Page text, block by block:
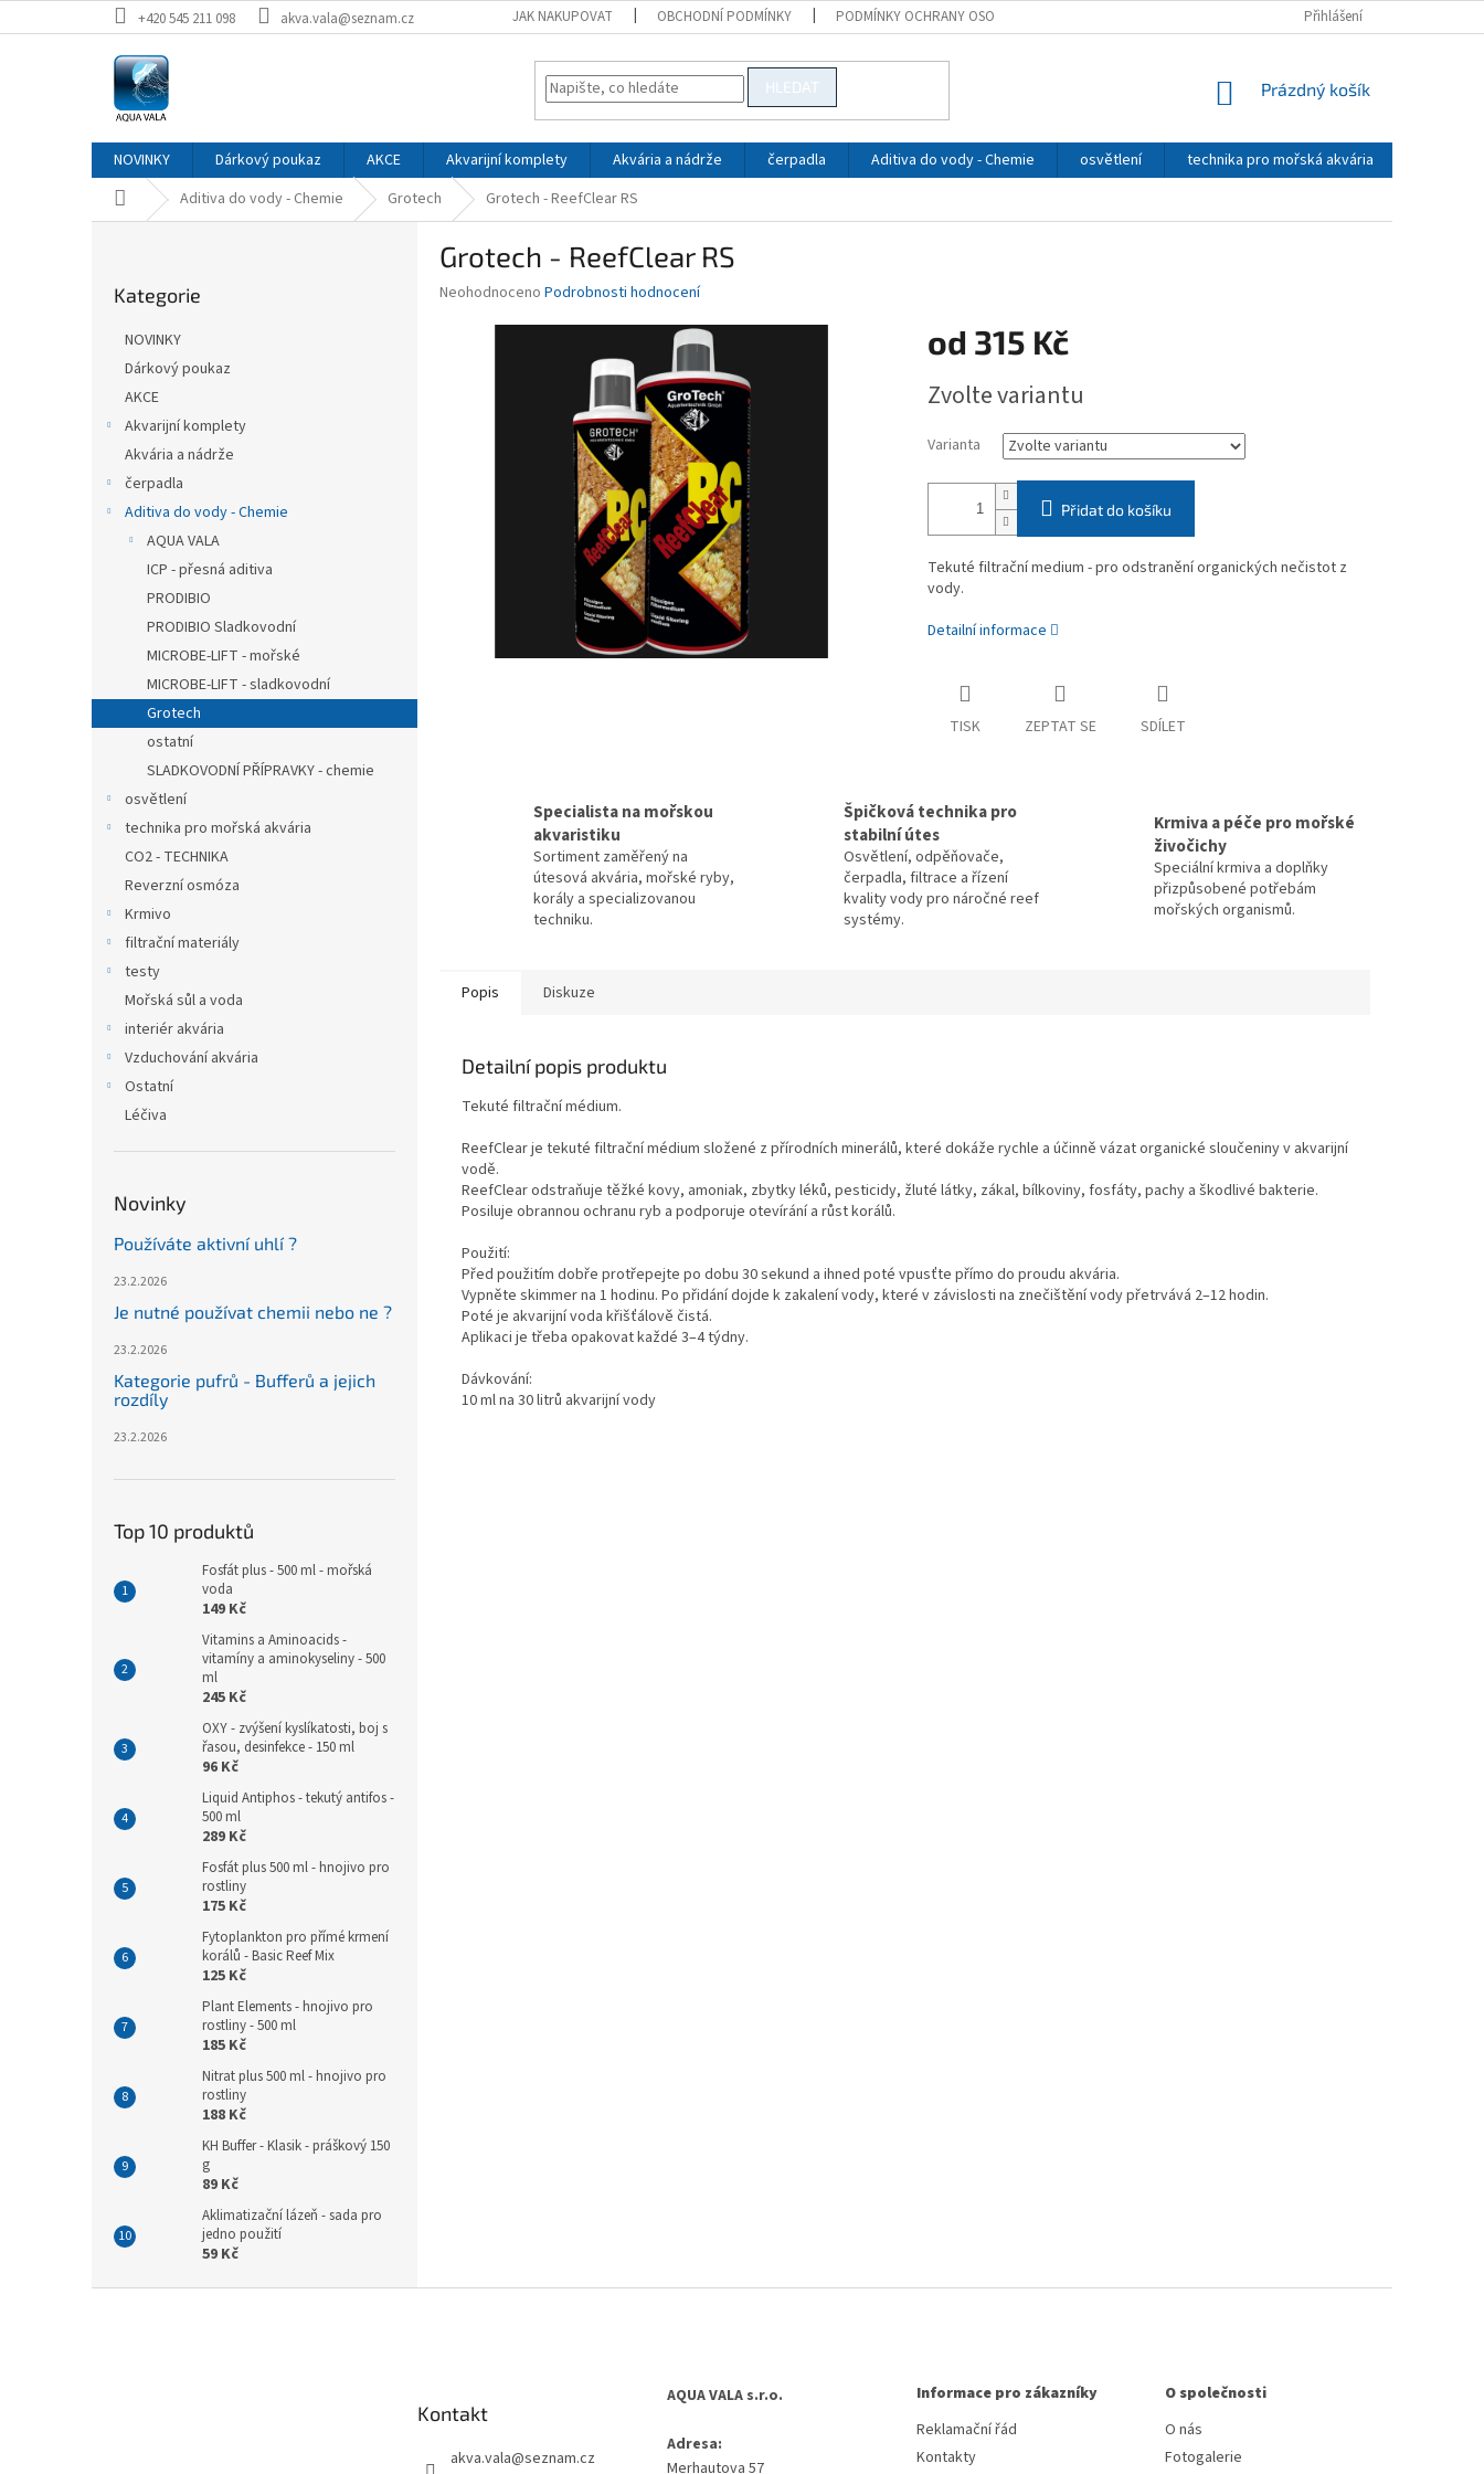
na
+420 545 211 098 akva.vala@seznam.cz JAK NAKUPOVAT OBCHODNÍ PODMÍNKY PODMÍNKY OCHRANY OSOBNÍCH ÚDAJŮ Přihlášení
HLEDAT
NÁKUPNÍ
Prázdný košík
NOVINKY Dárkový poukaz AKCE Akvarijní komplety Akvária a nádrže čerpadla Aditiva do vody - Chemie osvětlení technika pro mořská akvária
Domů Aditiva do vody - Chemie Grotech Grotech - ReefClear RS
kategorie
Kategorie
NOVINKY
Dárkový poukaz
AKCE
Akvarijní komplety
Akvária a nádrže
čerpadla
Aditiva do vody - Chemie
AQUA VALA
ICP - přesná aditiva
PRODIBIO
PRODIBIO Sladkovodní
MICROBE-LIFT - mořské
MICROBE-LIFT - sladkovodní
Grotech
ostatní
SLADKOVODNÍ PŘÍPRAVKY - chemie
osvětlení
technika pro mořská akvária
CO2 - TECHNIKA
Reverzní osmóza
Krmivo
filtrační materiály
testy
Mořská sůl a voda
interiér akvária
Vzduchování akvária
Ostatní
Léčiva
Novinky
Používáte aktivní uhlí ?
23.2.2026
Je nutné používat chemii nebo ne ?
23.2.2026
Kategorie pufrů - Bufferů a jejich
rozdíly
23.2.2026
Top 10 produktů
Fosfát plus - 500 ml - mořská
voda
149 Kč
Vitamins a Aminoacids -
vitamíny a aminokyseliny - 500
ml
245 Kč
OXY - zvýšení kyslíkatosti, boj s
řasou, desinfekce - 150 ml
96 Kč
Liquid Antiphos - tekutý antifos -
500 ml
289 Kč
Fosfát plus 500 ml - hnojivo pro
rostliny
175 Kč
Fytoplankton pro přímé krmení
korálů - Basic Reef Mix
125 Kč
Plant Elements - hnojivo pro
rostliny - 500 ml
185 Kč
Nitrat plus 500 ml - hnojivo pro
rostliny
188 Kč
KH Buffer - Klasik - práškový 150
g
89 Kč
Aklimatizační lázeň - sada pro
jedno použití
59 Kč
Grotech - ReefClear RS
Průměrné
Neohodnoceno Podrobnosti hodnocení
od 315 Kč
cena:
Zvolte variantu
Varianta
Přidat do košíku
Tekuté filtrační medium - pro odstranění organických nečistot z
vody.
Detailní informace
TISK ZEPTAT SE SDÍLET
Specialista na mořskou
akvaristiku
Sortiment zaměřený na
útesová akvária, mořské ryby,
korály a specializovanou
techniku.
Špičková technika pro
stabilní útes
Osvětlení, odpěňovače,
čerpadla, filtrace a řízení
kvality vody pro náročné reef
systémy.
Krmiva a péče pro mořské
živočichy
Speciální krmiva a doplňky
přizpůsobené potřebám
mořských organismů.
Popis Diskuze
Detailní popis produktu
Tekuté filtrační médium.
ReefClear je tekuté filtrační médium složené z přírodních minerálů, které dokáže rychle a účinně vázat organické sloučeniny v akvarijní
vodě.
ReefClear odstraňuje těžké kovy, amoniak, zbytky léků, pesticidy, žluté látky, zákal, bílkoviny, fosfáty, pachy a škodlivé bakterie.
Posiluje obrannou ochranu ryb a podporuje otevírání a růst korálů.
Použití:
Před použitím dobře protřepejte po dobu 30 sekund a ihned poté vpusťte přímo do proudu akvária.
Vypněte skimmer na 1 hodinu. Po přidání dojde k zakalení vody, které v závislosti na znečištění vody přetrvává 2–12 hodin.
Poté je akvarijní voda křišťálově čistá.
Aplikaci je třeba opakovat každé 3–4 týdny.
Dávkování:
10 ml na 30 litrů akvarijní vody
Kontakt
akva.vala@seznam.cz
AQUA VALA s.r.o.
Adresa:
Merhautova 57
Informace pro zákazníky
Reklamační řád
Kontakty
O společnosti
O nás
Fotogalerie